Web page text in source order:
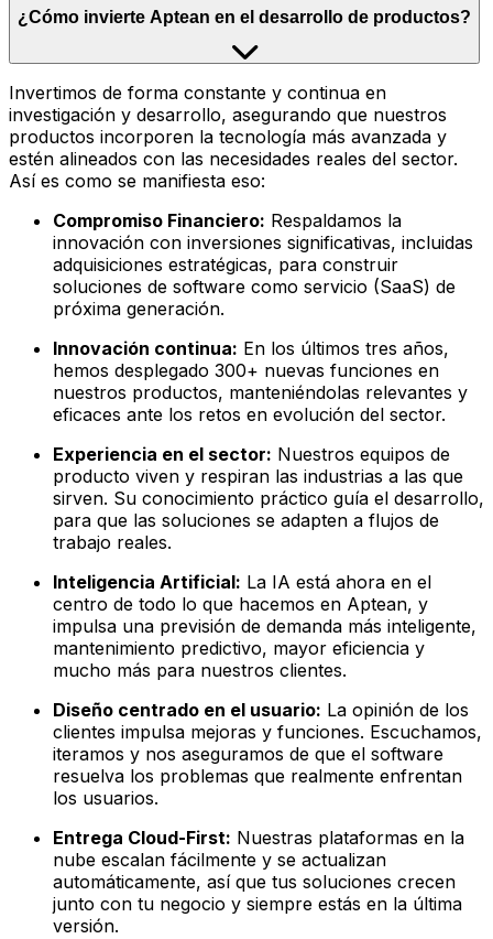
¿Cómo invierte Aptean en el desarrollo de productos?
Invertimos de forma constante y continua en
investigación y desarrollo, asegurando que nuestros
productos incorporen la tecnología más avanzada y
estén alineados con las necesidades reales del sector.
Así es como se manifiesta eso:
Compromiso Financiero: Respaldamos la
innovación con inversiones significativas, incluidas
adquisiciones estratégicas, para construir
soluciones de software como servicio (SaaS) de
próxima generación.
Innovación continua: En los últimos tres años,
hemos desplegado 300+ nuevas funciones en
nuestros productos, manteniéndolas relevantes y
eficaces ante los retos en evolución del sector.
Experiencia en el sector: Nuestros equipos de
producto viven y respiran las industrias a las que
sirven. Su conocimiento práctico guía el desarrollo,
para que las soluciones se adapten a flujos de
trabajo reales.
Inteligencia Artificial: La IA está ahora en el
centro de todo lo que hacemos en Aptean, y
impulsa una previsión de demanda más inteligente,
mantenimiento predictivo, mayor eficiencia y
mucho más para nuestros clientes.
Diseño centrado en el usuario: La opinión de los
clientes impulsa mejoras y funciones. Escuchamos,
iteramos y nos aseguramos de que el software
resuelva los problemas que realmente enfrentan
los usuarios.
Entrega Cloud-First: Nuestras plataformas en la
nube escalan fácilmente y se actualizan
automáticamente, así que tus soluciones crecen
junto con tu negocio y siempre estás en la última
versión.